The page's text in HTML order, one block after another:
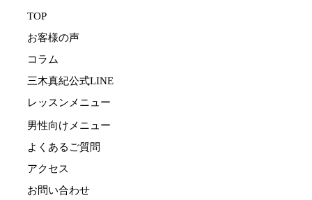
TOP
お客様の声
コラム
三木真紀公式LINE
レッスンメニュー
男性向けメニュー
よくあるご質問
アクセス
お問い合わせ